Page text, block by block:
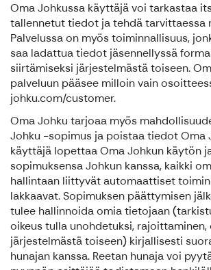
Oma Johkussa käyttäjä voi tarkastaa
tallennetut tiedot ja tehdä tarvittaessa
Palvelussa on myös toiminnallisuus,
saa ladattua tiedot jäsennellyssä
siirtämiseksi järjestelmästä toiseen.
palveluun pääsee milloin vain
johku.com/customer.
Oma Johku tarjoaa myös
Johku -sopimus ja poistaa tiedot Oma
käyttäjä lopettaa Oma Johkun käytön
sopimuksensa Johkun kanssa, kaikki
hallintaan liittyvät automaattiset
lakkaavat. Sopimuksen päättymisen
tulee hallinnoida omia tietojaan
oikeus tulla unohdetuksi, rajoittaminen,
järjestelmästä toiseen) kirjallisesti
hunajan kanssa. Reetan hunaja voi